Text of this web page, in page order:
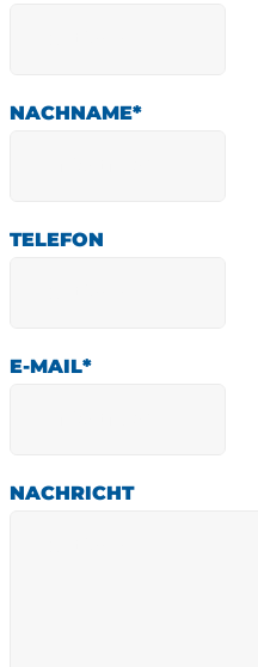
NACHNAME*
TELEFON
E-MAIL*
NACHRICHT